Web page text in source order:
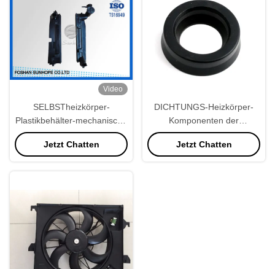
Video
SELBSTheizkörper-
Plastikbehälter-mechanische
Heizkörper-Dichtung
zwischen Titel-Platte und
Jetzt Chatten
DICHTUNGS-Heizkörper-
Komponenten der
wasserdichten Runden-
ISO9001 Gummi
Jetzt Chatten